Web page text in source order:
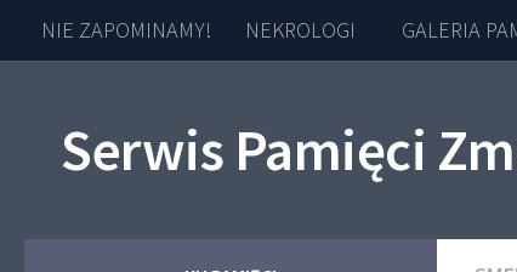
Skip to content
NIE ZAPOMINAMY! NEKROLOGI GALERIA
Serwis Pamięci